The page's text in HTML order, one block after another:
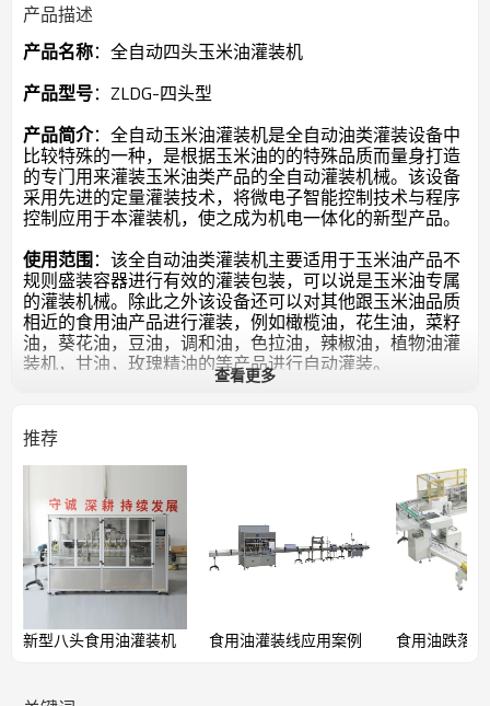
产品描述
产品名称：全自动四头玉米油灌装机
产品型号：ZLDG-四头型
产品简介： 全自动玉米油灌装机是全自动油类灌装设备中
比较特殊的一种，是根据玉米油的的特殊品质而量身打造
的专门用来灌装玉米油类产品的全自动灌装机械。该设备
采用先进的定量灌装技术，将微电子智能控制技术与程序
控制应用于本灌装机，使之成为机电一体化的新型产品。
使用范围：该全自动油类灌装机主要适用于玉米油产品不
规则盛装容器进行有效的灌装包装，可以说是玉米油专属
的灌装机械。除此之外该设备还可以对其他跟玉米油品质
相近的食用油产品进行灌装，例如橄榄油，花生油，菜籽
油，葵花油，豆油，调和油，色拉油，辣椒油， 植物油灌
装机，甘油，玫瑰精油的等产品进行自动灌装。
1、计量采用高精度流量计与微电子数控仪表相结合的方
式，灌装精度相当高
2、可以进行无级调解灌装容量，非常直观，操作非常简
3、各个灌装头可在一定范围内任意调节间距和高度，可
使用各种大小形状的容器的灌装。
4、输送带由程序控制器自动控制，采用可调速度直线步
进工作方式，自动化程度相当高。
5、机身内外绝大部分零件采用优质不锈钢制造，即耐用
6、红外线自动感应式压盖机更是加快了成品的封装速
度。
脂、石油、化工等行业理想的灌装设备。
查看更多
推荐
新型八头食用油灌装机 食用油灌装线应用案例 食用油跌落